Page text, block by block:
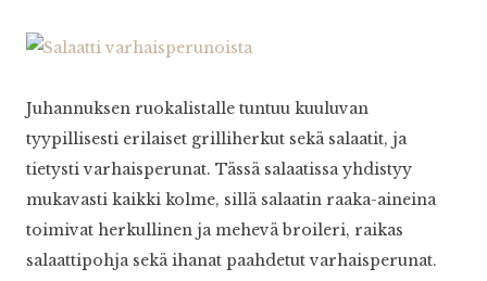
Juhannuksen ruokalistalle tuntuu kuuluvan
tyypillisesti erilaiset grilliherkut sekä salaatit, ja
tietysti varhaisperunat. Tässä salaatissa yhdistyy
mukavasti kaikki kolme, sillä salaatin raaka-aineina
toimivat herkullinen ja mehevä broileri, raikas
salaattipohja sekä ihanat paahdetut varhaisperunat.